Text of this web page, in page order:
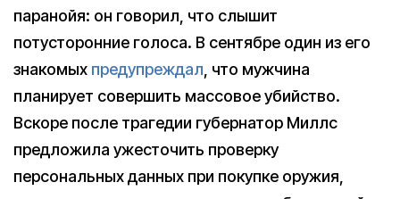
паранойя: он говорил, что слышит
потусторонние голоса. В сентябре один из его
знакомых предупреждал, что мужчина
планирует совершить массовое убийство.
Вскоре после трагедии губернатор Миллс
предложила ужесточить проверку
персональных данных при покупке оружия,